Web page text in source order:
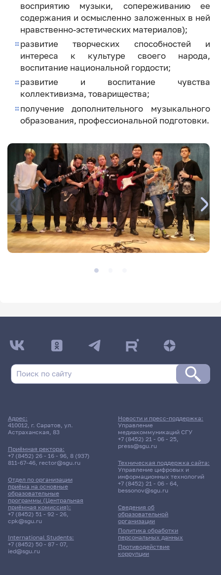
восприятию музыки, сопереживанию ее
содержания и осмысленно заложенных в ней
нравственно-эстетических материалов);
развитие творческих способностей и
интереса к культуре своего народа,
воспитание национальной гордости;
развитие и воспитание чувства
коллективизма, товарищества;
получение дополнительного музыкального
образования, профессиональной подготовки.
Адрес:
410012, г. Саратов, ул.
Астраханская, 83
Приёмная ректора:
+7 (8452) 26 - 16 - 96, 8 (937)
811-67-46, rector@sgu.ru
Отдел по организации
приёма на основные
образовательные
программы (Центральная
приёмная комиссия):
+7 (8452) 51 - 92 - 26,
cpk@sgu.ru
International Students:
+7 (8452) 50 - 87 - 07,
ied@sgu.ru
Сведения об
образовательной
организации
Политика обработки
персональных данных
Противодействие
коррупции
Новости и пресс-поддержка:
Управление
медиакоммуникаций СГУ
+7 (8452) 21 - 06 - 25,
press@sgu.ru
Техническая поддержка сайта:
Управление цифровых и
информационных технологий
+7 (8452) 21 - 06 - 64,
bessonov@sgu.ru